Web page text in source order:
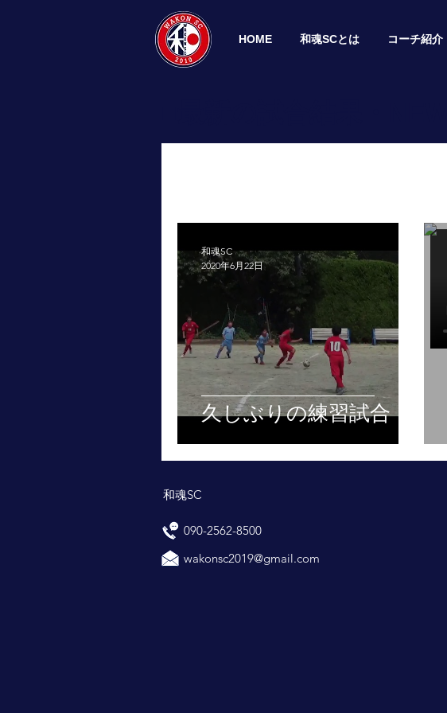
HOME 和魂SCとは コーチ紹介
久しぶりの練習試合
和魂SC
2020年6月22日
和魂SC
090-2562-8500
wakonsc2019@gmail.com